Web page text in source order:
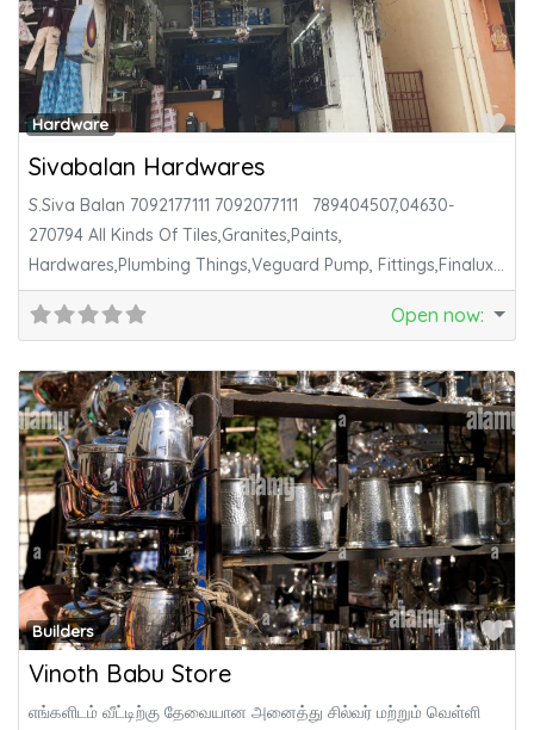
Hardware
Sivabalan Hardwares
S.Siva Balan 7092177111 7092077111 789404507,04630-
270794 All Kinds Of Tiles,Granites,Paints,
Hardwares,Plumbing Things,Veguard Pump, Fittings,Finalux
Pipe,Tata Colour Sheet, All Construction Things
Open now:
Builders
Vinoth Babu Store
எங்களிடம் வீட்டிற்கு தேவையான அனைத்து சில்வர் மற்றும் வெள்ளி